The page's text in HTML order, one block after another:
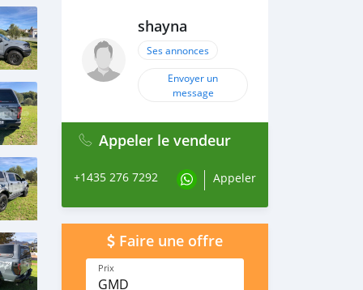
shayna
Ses annonces
Envoyer un
message
Appeler le vendeur
+1435 276 7292 Appeler
Faire une offre
Prix
GMD